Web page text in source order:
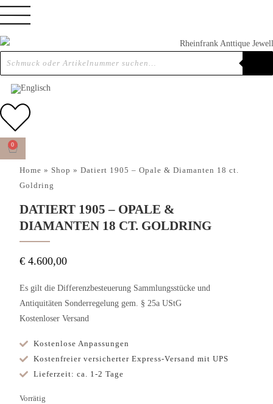
0
Home » Shop » Datiert 1905 – Opale & Diamanten 18 ct.
Goldring
DATIERT 1905 – OPALE &
DIAMANTEN 18 CT. GOLDRING
€ 4.600,00
Es gilt die Differenzbesteuerung Sammlungsstücke und
Antiquitäten Sonderregelung gem. § 25a UStG
Kostenloser Versand
Kostenlose Anpassungen
Kostenfreier versicherter Express-Versand mit UPS
Lieferzeit: ca. 1-2 Tage
Vorrätig